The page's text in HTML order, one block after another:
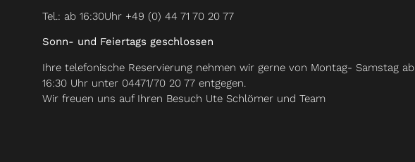
Tel.: ab 16:30Uhr +49 (0) 44 71 70 20 77
Sonn- und Feiertags geschlossen
Ihre telefonische Reservierung nehmen wir gerne von Montag- Samstag ab
16:30 Uhr unter 04471/70 20 77 entgegen.
Wir freuen uns auf Ihren Besuch Ute Schlömer und Team